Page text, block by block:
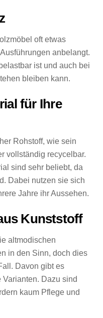
oft etwas
anbelangt.
ist und auch bei
bleiben kann.
für Ihre
Rohstoff, wie sein
vollständig recycelbar.
sind sehr beliebt, da
Dabei nutzen sie sich
Jahre ihr Aussehen.
Kunststoff
altmodischen
in den Sinn, doch dies
Davon gibt es
Dazu sind
kaum Pflege und